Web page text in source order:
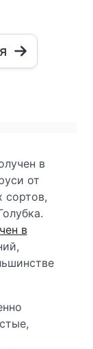
в
от
сортов,
в